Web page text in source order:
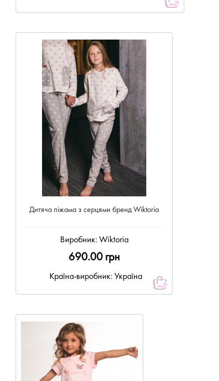
Дитяча піжама з серцями бренд Wiktoria
Виробник: Wiktoria
690.00 грн
Країна-виробник: Україна